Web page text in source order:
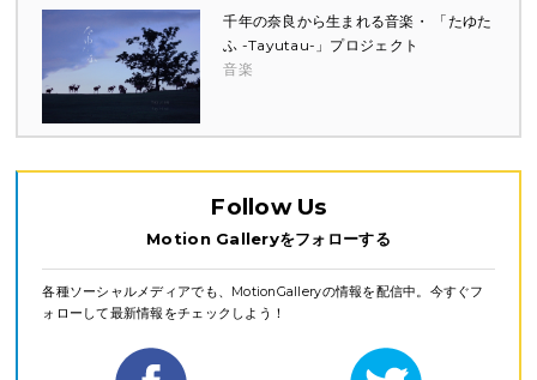
千年の奈良から生まれる音楽・ 「たゆた
ふ -Tayutau-」プロジェクト
音楽
Follow Us
Motion Galleryをフォローする
各種ソーシャルメディアでも、MotionGalleryの情報を配信中。今すぐフ
ォローして最新情報をチェックしよう！